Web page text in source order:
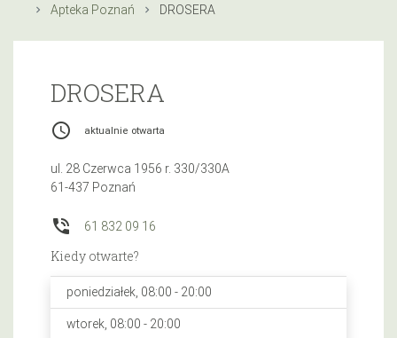
Apteka Poznań
DROSERA
DROSERA
access_time aktualnie otwarta
ul. 28 Czerwca 1956 r. 330/330A
61-437 Poznań
phone_in_talk 61 832 09 16
Kiedy otwarte?
poniedziałek, 08:00 - 20:00
wtorek, 08:00 - 20:00